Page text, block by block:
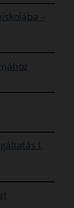
–
I.